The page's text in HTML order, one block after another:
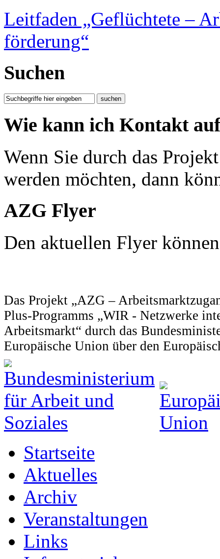
Leitfaden „Geflüchtete –
förderung“
Suchen
Wie kann ich Kontakt
Wenn Sie durch das
werden möchten, dann
AZG Flyer
Den aktuellen Flyer
Das Projekt „AZG –
Plus-Programms „WIR - Netzwerke
Arbeitsmarkt“ durch das
Europäische Union über den
Startseite
Aktuelles
Archiv
Veranstaltungen
Links